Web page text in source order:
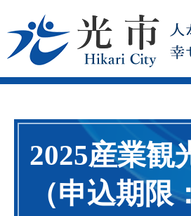
2025産業観
（申込期